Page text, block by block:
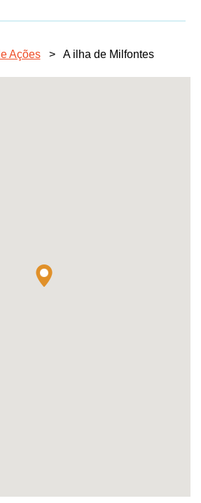
Ações > A ilha de Milfontes